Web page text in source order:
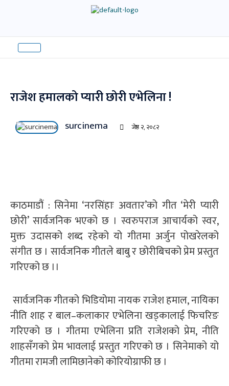
राजेश हमालको प्यारी छोरी एभेलिना !
surcinema जेष्ठ २, २०८२
काठमाडौं : सिनेमा ‘नरसिंहाः अवतार’को गीत ‘मेरी प्यारी
छोरी’ सार्वजनिक भएको छ । स्वरुपराज आचार्यको स्वर,
मुक्त उदासको शब्द रहेको यो गीतमा अर्जुन पोखरेलको
संगीत छ । सार्वजनिक गीतले बाबु र छोरीबिचको प्रेम प्रस्तुत
गरिएको छ ।।
सार्वजनिक गीतको भिडियोमा नायक राजेश हमाल, नायिका
नीति शाह र बाल–कलाकार एभेलिना खड्कालाई फिचरिङ
गरिएको छ । गीतमा एभेलिना प्रति राजेशको प्रेम, नीति
शाहसँगको प्रेम भावलाई प्रस्तुत गरिएको छ । सिनेमाको यो
गीतमा रामजी लामिछानेको कोरियोग्राफी छ ।